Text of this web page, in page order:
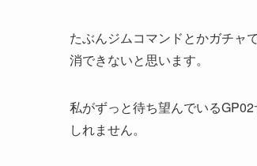
たぶんジムコマンドとかガチ
消できないと思います。
私がずっと待ち望んでいる
しれません。